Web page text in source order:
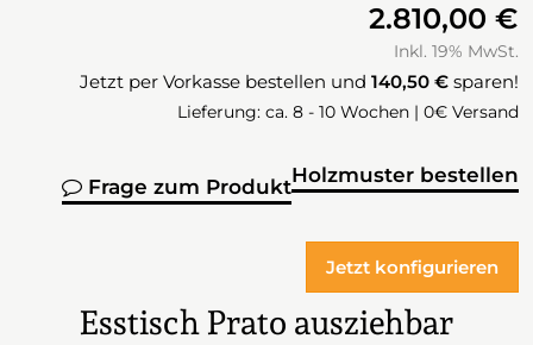
2.810,00 €
Inkl. 19% MwSt.
Jetzt per Vorkasse bestellen und 140,50 € sparen!
Lieferung: ca. 8 - 10 Wochen | 0€ Versand
Holzmuster bestellen
Frage zum Produkt
Jetzt konfigurieren
Esstisch Prato ausziehbar